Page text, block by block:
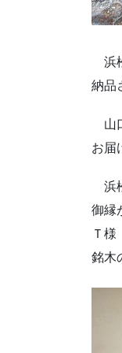
浜
納品
山
お届
浜
御縁
Ｔ
銘木